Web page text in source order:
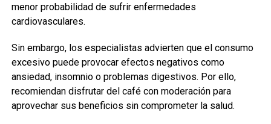
menor probabilidad de sufrir enfermedades
cardiovasculares.
Sin embargo, los especialistas advierten que el consumo
excesivo puede provocar efectos negativos como
ansiedad, insomnio o problemas digestivos. Por ello,
recomiendan disfrutar del café con moderación para
aprovechar sus beneficios sin comprometer la salud.